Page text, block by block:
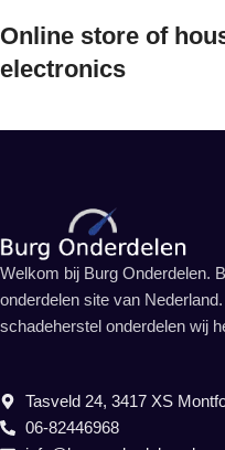
Online store of
electronics
Welkom bij Burg Onderdelen.
onderdelen site van
schadeherstel onderdelen wij
Tasveld 24, 3417 XS
06-82446968